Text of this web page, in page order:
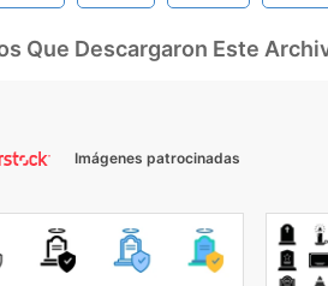
Que Descargaron Este
Imágenes patrocinadas